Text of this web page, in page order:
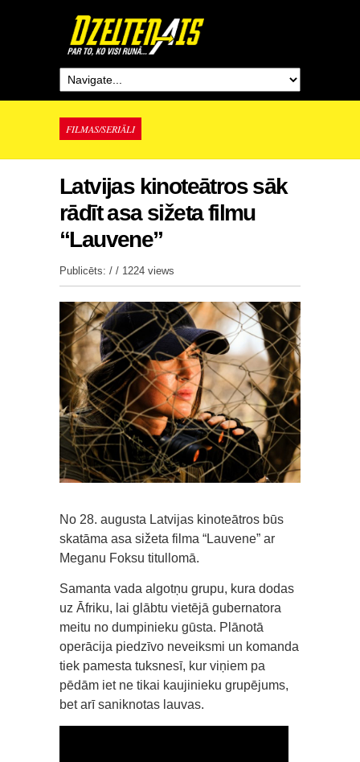
FILMAS/SERIĀLI
Latvijas kinoteātros sāk
rādīt asa sižeta filmu
“Lauvene”
Publicēts: / / 1224 views
No 28. augusta Latvijas kinoteātros būs
skatāma asa sižeta filma “Lauvene” ar
Meganu Foksu titullomā.
Samanta vada algotņu grupu, kura dodas
uz Āfriku, lai glābtu vietējā gubernatora
meitu no dumpinieku gūsta. Plānotā
operācija piedzīvo neveiksmi un komanda
tiek pamesta tuksnesī, kur viņiem pa
pēdām iet ne tikai kaujinieku grupējums,
bet arī saniknotas lauvas.